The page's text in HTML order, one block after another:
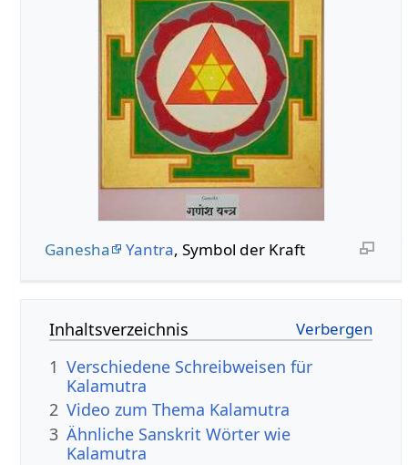
Ganesha Yantra, Symbol der Kraft
Inhaltsverzeichnis
1 Verschiedene Schreibweisen für
Kalamutra
2 Video zum Thema Kalamutra
3 Ähnliche Sanskrit Wörter wie
Kalamutra